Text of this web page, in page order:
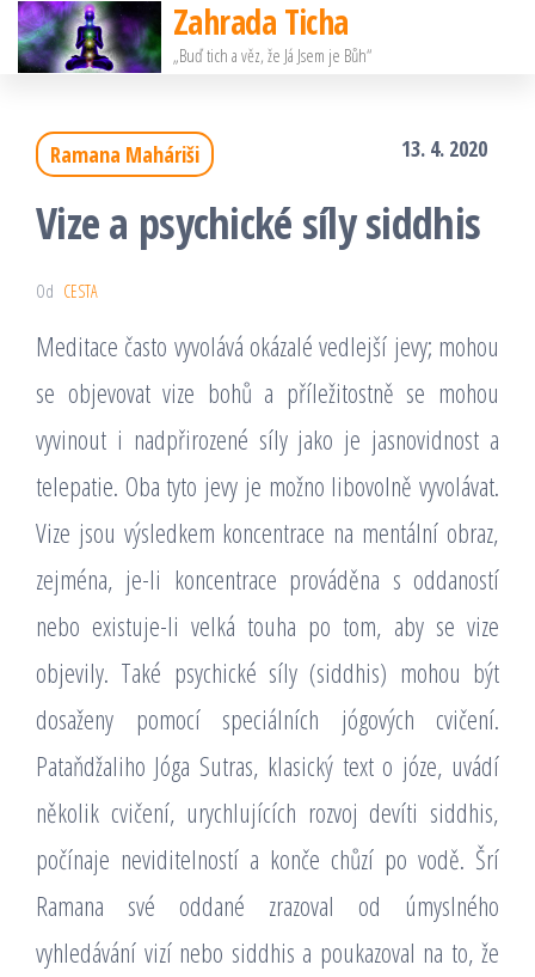
Přeskočit
na
Zahrada Ticha
„Buď tich a věz, že Já Jsem je Bůh“
Ramana Maháriši 13. 4. 2020
Vize a psychické síly siddhis
Od CESTA
Meditace často vyvolává okázalé vedlejší jevy; mohou
se objevovat vize bohů a příležitostně se mohou
vyvinout i nadpřirozené síly jako je jasnovidnost a
telepatie. Oba tyto jevy je možno libovolně vyvolávat.
Vize jsou výsledkem koncentrace na mentální obraz,
zejména, je-li koncentrace prováděna s oddaností
nebo existuje-li velká touha po tom, aby se vize
objevily. Také psychické síly (siddhis) mohou být
dosaženy pomocí speciálních jógových cvičení.
Pataňdžaliho Jóga Sutras, klasický text o józe, uvádí
několik cvičení, urychlujících rozvoj devíti siddhis,
počínaje neviditelností a konče chůzí po vodě. Šrí
Ramana své oddané zrazoval od úmyslného
vyhledávání vizí nebo siddhis a poukazoval na to, že